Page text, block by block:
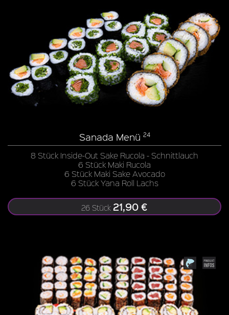
Sanada Menü 24
8 Stück Inside-Out Sake Rucola - Schnittlauch
6 Stück Maki Rucola
6 Stück Maki Sake Avocado
6 Stück Yana Roll Lachs
26 Stück 21,90 €